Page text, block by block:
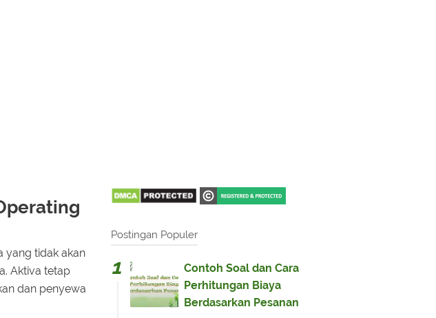
yang tidak akan
Aktiva tetap
dan penyewa
Postingan Populer
Contoh Soal dan Cara
Perhitungan Biaya
Berdasarkan Pesanan